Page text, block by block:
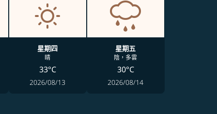
星期四
晴
33°C
2026/08/13
星期五
陰，多雲
30°C
2026/08/14